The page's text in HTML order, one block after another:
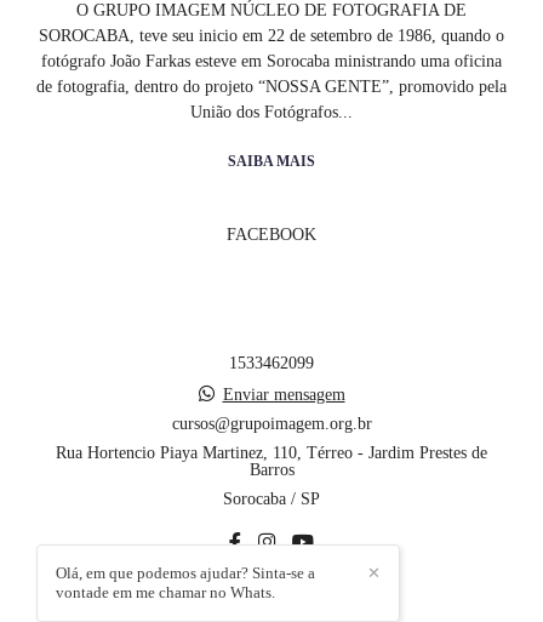
O GRUPO IMAGEM NÚCLEO DE FOTOGRAFIA DE
SOROCABA, teve seu inicio em 22 de setembro de 1986, quando o
fotógrafo João Farkas esteve em Sorocaba ministrando uma oficina
de fotografia, dentro do projeto “NOSSA GENTE”, promovido pela
União dos Fotógrafos...
SAIBA MAIS
FACEBOOK
1533462099
Enviar mensagem
cursos@grupoimagem.org.br
Rua Hortencio Piaya Martinez, 110, Térreo - Jardim Prestes de
Barros
Sorocaba / SP
✕
Olá, em que podemos ajudar? Sinta-se a
vontade em me chamar no Whats.